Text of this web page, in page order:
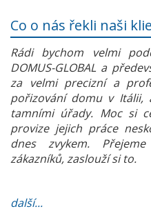
Co o nás řekli naši
Rádi bychom velmi
DOMUS-GLOBAL a
za velmi precizní a
pořizování domu v Itálii,
tamními úřady. Moc si
provize jejich práce
dnes zvykem.
zákazníků, zaslouží si to.
další...